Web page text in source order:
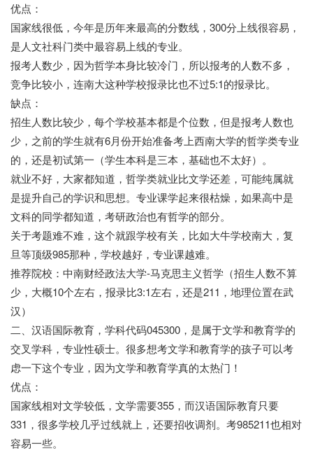
优点：
国家线很低，今年是历年来最高的分数线，300分上线很容易，
是人文社科门类中最容易上线的专业。
报考人数少，因为哲学本身比较冷门，所以报考的人数不多，
竞争比较小，连南大这种学校报录比也不过5:1的报录比。
缺点：
招生人数比较少，每个学校基本都是个位数，但是报考人数也
少，之前的学生就有6月份开始准备考上西南大学的哲学类专业
的，还是初试第一（学生本科是三本，基础也不太好）。
就业不好，大家都知道，哲学类就业比文学还差，可能纯属就
是提升自己的学识和思想。专业课学起来很枯燥，如果高中是
文科的同学都知道，考研政治也有哲学的部分。
关于考题难不难，这个就跟学校有关，比如大牛学校南大，复
旦等顶级985那种，学校越好，专业课越难。
推荐院校：中南财经政法大学-马克思主义哲学（招生人数不算
少，大概10个左右，报录比3:1左右，还是211，地理位置在武
汉）
二、汉语国际教育，学科代码045300，是属于文学和教育学的
交叉学科，专业性硕士。很多想考文学和教育学的孩子可以考
虑一下这个专业，因为文学和教育学真的太热门！
优点：
国家线相对文学较低，文学需要355，而汉语国际教育只要
331，很多学校几乎过线就上，还要招收调剂。考985211也相对
容易一些。